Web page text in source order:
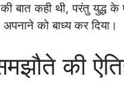
बात कही थी, परंतु युद्ध के
को बाध्य कर दिया।
की